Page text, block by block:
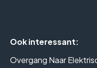
Ook interessant:
Overgang Naar